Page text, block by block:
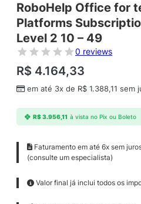
RoboHelp Office for
Platforms
Level 2 10 – 49
0 reviews
R$ 4.164,33
em até 3x de R$ 1.388,11 sem
R$3.956,11 à vista no Pix ou Boleto
Faturamento em até 6x sem
(consulte um especialista)
Valor final já inclui todos os